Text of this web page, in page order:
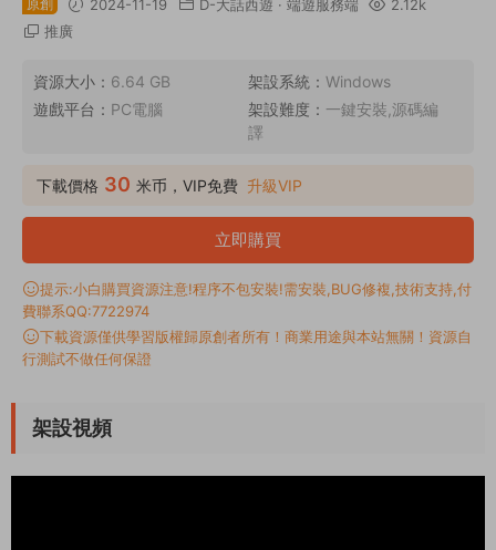
原創 2024-11-19 D-大話西遊 · 端遊服務端
2.12k
推廣
資源大小： 6.64 GB 架設系統： Windows
遊戲平台： PC電腦 架設難度： 一鍵安裝,源碼編
譯
下載價格 30 米币，VIP免費 升級VIP
立即購買
提示:小白購買資源注意!程序不包安裝!需安裝,BUG修複,技術支持,付
費聯系QQ:7722974
下載資源僅供學習版權歸原創者所有！商業用途與本站無關！資源自
行測試不做任何保證
架設視頻